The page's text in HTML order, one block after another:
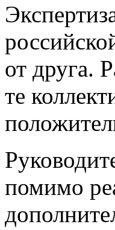
от друга.
те
помимо